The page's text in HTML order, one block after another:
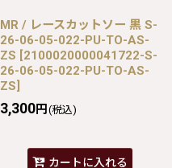
MR / レースカットソー 黒 S-
26-06-05-022-PU-TO-AS-
ZS [2100020000041722-S-
26-06-05-022-PU-TO-AS-
ZS]
3,300円 (税込)
カートに入れる